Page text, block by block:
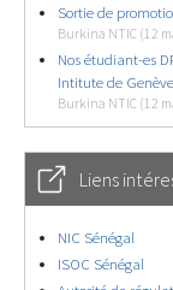
Sortie de
Burkina NTIC (12
Nos étudiant-es
Intitute de Genève
Burkina NTIC (12
Liens
NIC Sénégal
ISOC Sénégal